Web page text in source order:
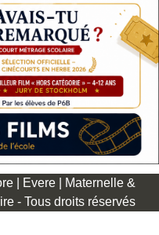
| Evere | Maternelle &
- Tous droits réservés